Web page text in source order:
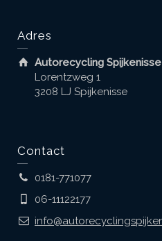
Adres
Autorecycling Spijkenisse
Lorentzweg 1
3208 LJ Spijkenisse
Contact
0181-771077
06-11122177